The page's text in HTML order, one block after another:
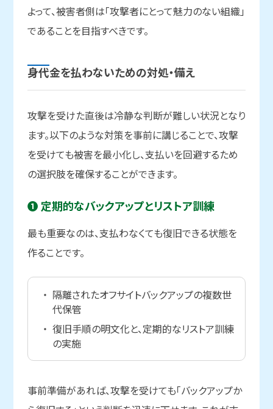
よって、被害者側は「攻撃者にとって魅力のない組織」
であることを目指すべきです。
身代金を払わないための対処・備え
攻撃を受けた直後は冷静な判断が難しい状況となり
ます。以下のような対策を事前に講じることで、攻撃
を受けても被害を最小化し、支払いを回避するため
の選択肢を確保することができます。
➊ 定期的なバックアップとリストア訓練
最も重要なのは、支払わなくても復旧できる状態を
作ることです。
隔離されたオフサイトバックアップの複数世
代保管
復旧手順の明文化と、定期的なリストア訓練
の実施
事前準備があれば、攻撃を受けても「バックアップか